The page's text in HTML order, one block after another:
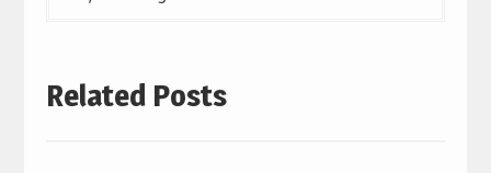
Related Posts